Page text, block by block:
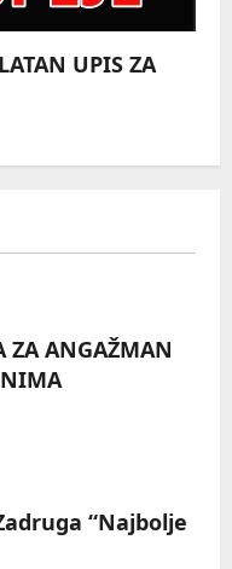
UPIS ZA
ZA ANGAŽMAN
“Najbolje